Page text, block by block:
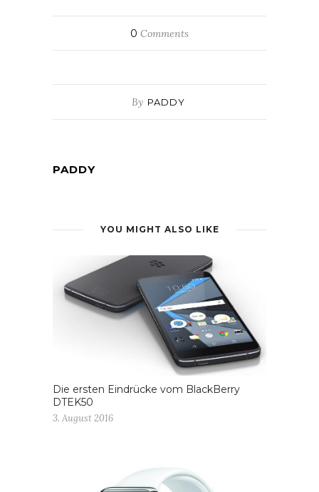
0 Comments
By PADDY
PADDY
YOU MIGHT ALSO LIKE
Die ersten Eindrücke vom BlackBerry
DTEK50
3. August 2016